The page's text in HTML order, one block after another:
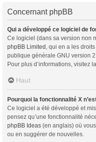
Concernant phpBB
Qui a développé ce logiciel de
Ce logiciel (dans sa version non
phpBB Limited , qui en a les
publique générale GNU version
Pour plus d’informations, visitez
Haut
Pourquoi la fonctionnalité X
Ce logiciel a été développé et
pensez qu’une fonctionnalité
phpBB Ideas (en anglais) où
ou en suggérer de nouvelles.